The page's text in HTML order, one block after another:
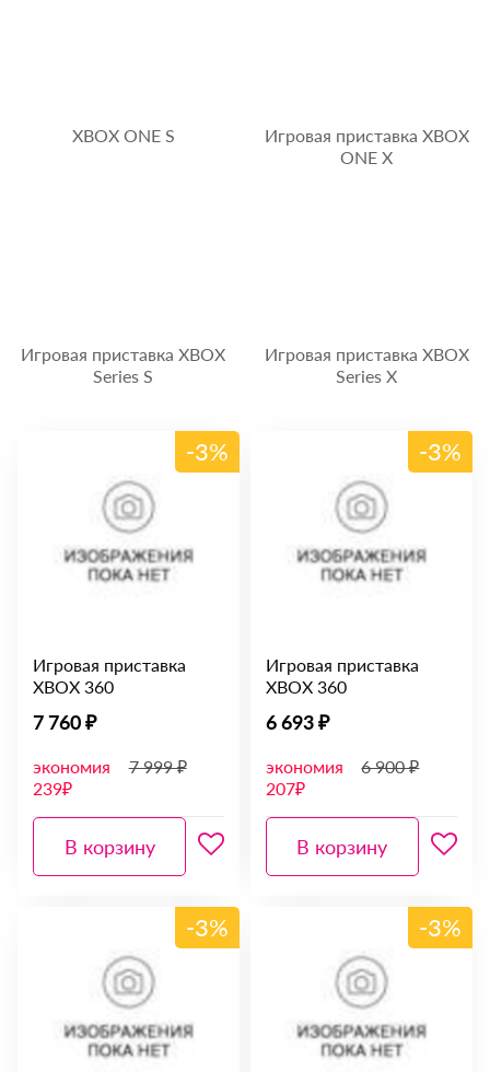
XBOX ONE S
Игровая приставка XBOX
ONE X
Игровая приставка XBOX
Series S
Игровая приставка XBOX
Series X
-3%
Игровая приставка
XBOX 360
7 760 ₽
экономия
239₽
7 999 ₽
В корзину
-3%
Игровая приставка
XBOX 360
6 693 ₽
экономия
207₽
6 900 ₽
В корзину
-3% -3%